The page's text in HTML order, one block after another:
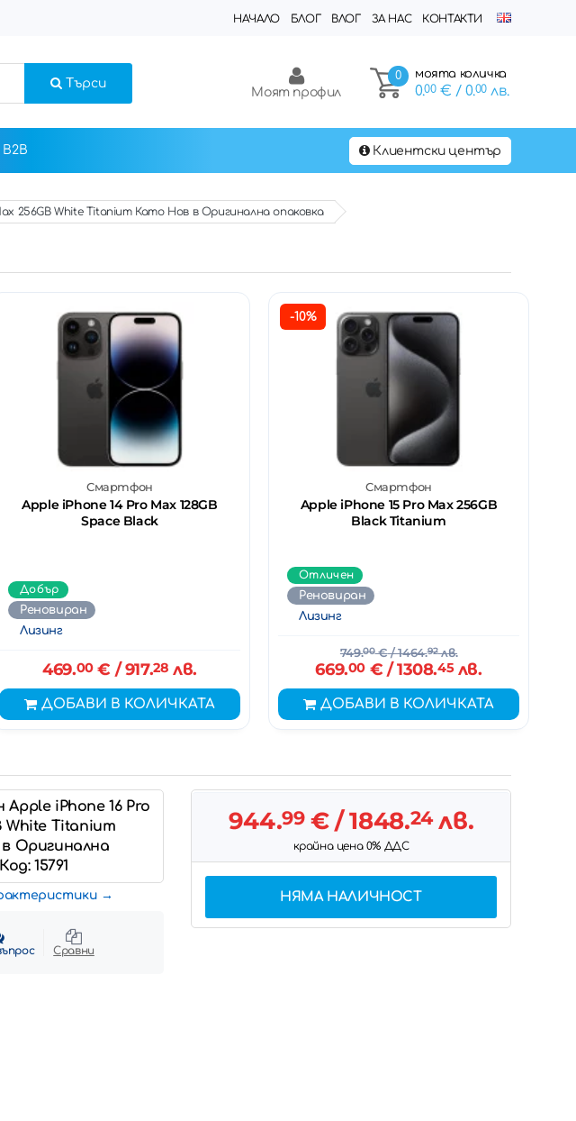
НАЧАЛО БЛОГ ВЛОГ ЗА НАС КОНТАКТИ
Търси
0 моята количка
0.00€ / 0.00лв.
Моят профил
B2B Клиентски център
256GB White Titanium Като Нов в Оригинална опаковка
Смартфон
Apple iPhone 14 Pro Max 128GB
Space Black
Добър
Реновиран
Лизинг
469.00€ / 917.28 лв.
ДОБАВИ В КОЛИЧКАТА
-10%
Смартфон
Apple iPhone 15 Pro Max 256GB
Black Titanium
Отличен
Реновиран
Лизинг
749.00€/ 1464.92лв.
669.00€ / 1308.45лв.
ДОБАВИ В КОЛИЧКАТА
iPhone 16 Pro
White Titanium
Оригинална
15791
Сравни
944.99€/ 1848.24лв.
крайна цена 0% ДДС
НЯМА НАЛИЧНОСТ